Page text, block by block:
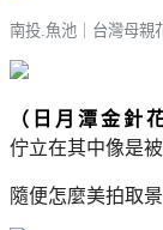
南投.魚池｜台灣母親
（日月潭金針
佇立在其中像是
隨便怎麼美拍取